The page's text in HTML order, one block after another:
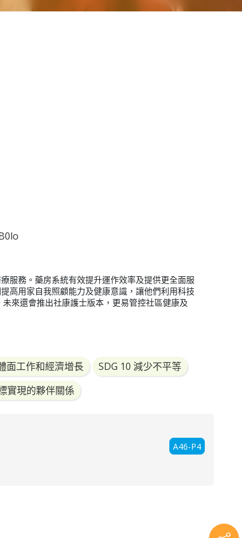
服務。藥房系統有效提升運作效率及提供更全面服
高用家自我照顧能力及健康意識，讓他們利用科技
來還會推出社康護士版本，更易管控社區健康及
面工作和經濟增長
SDG 10 減少不平等
實現的夥伴關係
A46-P4